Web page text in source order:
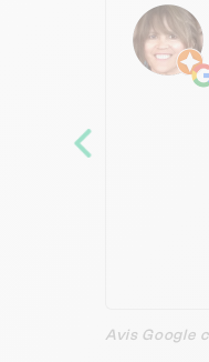
Avis Google